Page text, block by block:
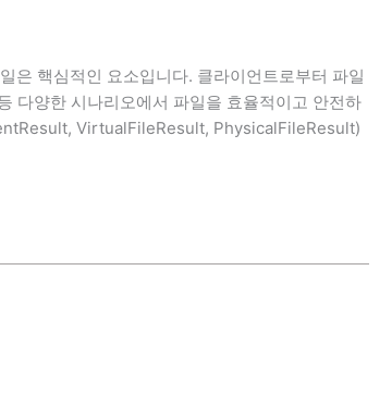
은 핵심적인 요소입니다. 클라이언트로부터 파일
다양한 시나리오에서 파일을 효율적이고 안전하
VirtualFileResult, PhysicalFileResult)